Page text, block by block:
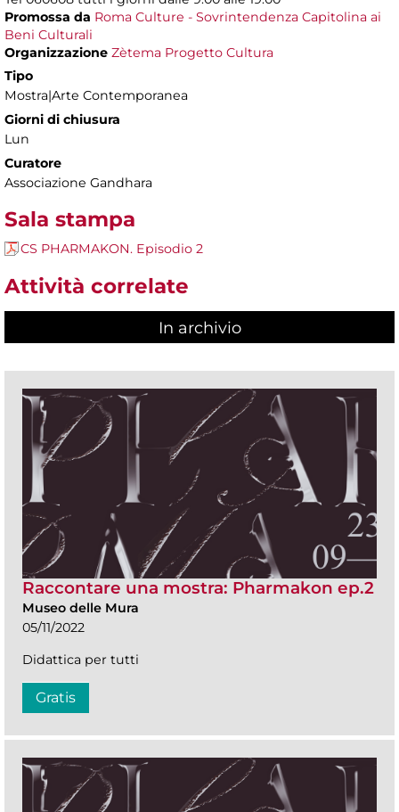
Promossa da Roma Culture - Sovrintendenza Capitolina ai
Beni Culturali
Organizzazione Zètema Progetto Cultura
Tipo
Mostra|Arte Contemporanea
Giorni di chiusura
Lun
Curatore
Associazione Gandhara
Sala stampa
CS PHARMAKON. Episodio 2
Attività correlate
In archivio
Raccontare una mostra: Pharmakon ep.2
Museo delle Mura
05/11/2022
Didattica per tutti
Gratis